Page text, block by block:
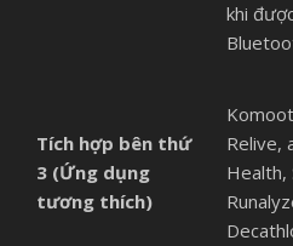
khi
Tích hợp bên thứ
3 (Ứng dụng
tương thích)
Relive,
Health,